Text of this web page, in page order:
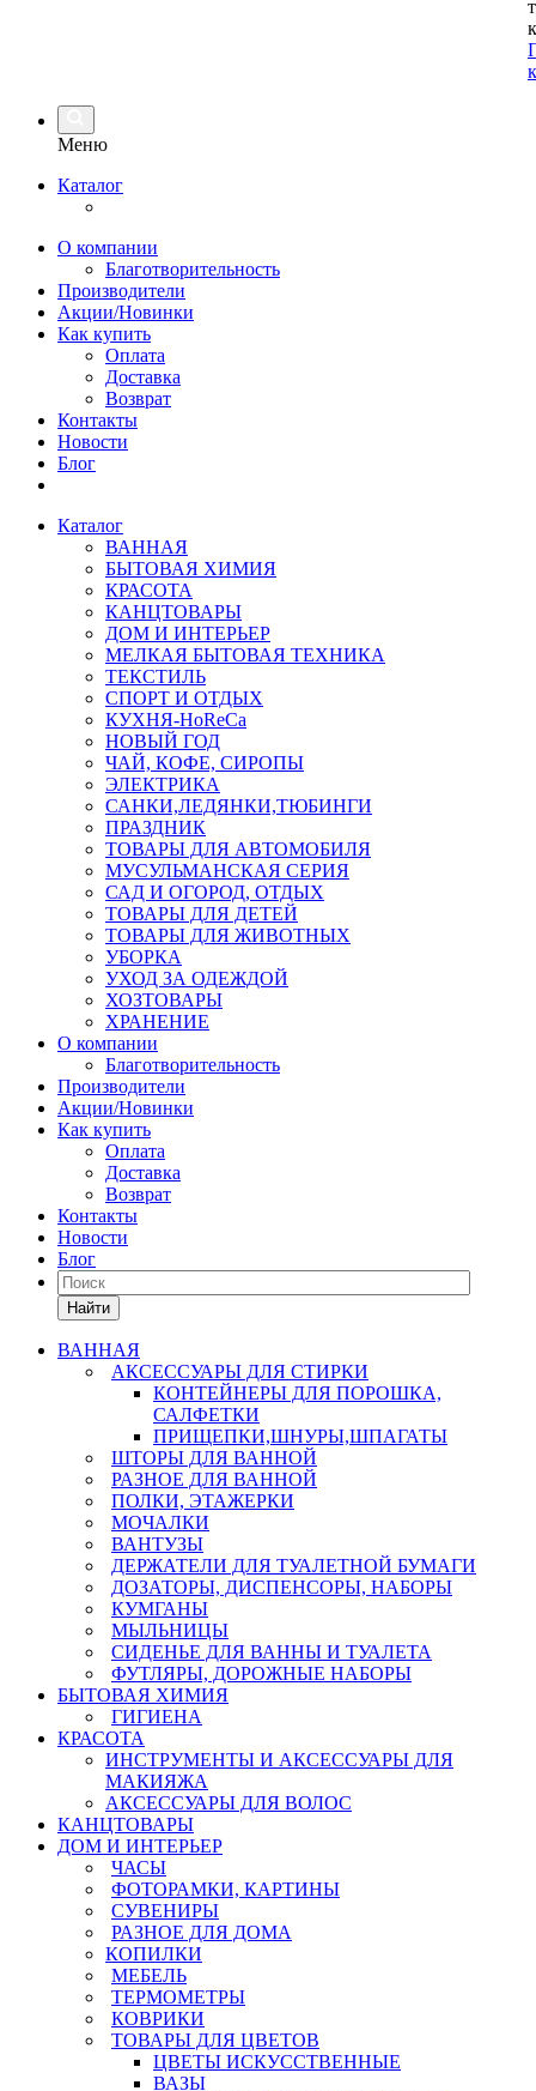
Меню
Каталог
О компании
Благотворительность
Производители
Акции/Новинки
Как купить
Оплата
Доставка
Возврат
Контакты
Новости
Блог
Каталог
ВАННАЯ
БЫТОВАЯ ХИМИЯ
КРАСОТА
КАНЦТОВАРЫ
ДОМ И ИНТЕРЬЕР
МЕЛКАЯ БЫТОВАЯ ТЕХНИКА
ТЕКСТИЛЬ
СПОРТ И ОТДЫХ
КУХНЯ-HoReCa
НОВЫЙ ГОД
ЧАЙ, КОФЕ, СИРОПЫ
ЭЛЕКТРИКА
САНКИ,ЛЕДЯНКИ,ТЮБИНГИ
ПРАЗДНИК
ТОВАРЫ ДЛЯ АВТОМОБИЛЯ
МУСУЛЬМАНСКАЯ СЕРИЯ
САД И ОГОРОД, ОТДЫХ
ТОВАРЫ ДЛЯ ДЕТЕЙ
ТОВАРЫ ДЛЯ ЖИВОТНЫХ
УБОРКА
УХОД ЗА ОДЕЖДОЙ
ХОЗТОВАРЫ
ХРАНЕНИЕ
О компании
Благотворительность
Производители
Акции/Новинки
Как купить
Оплата
Доставка
Возврат
Контакты
Новости
Блог
Найти
ВАННАЯ
АКСЕССУАРЫ ДЛЯ СТИРКИ
КОНТЕЙНЕРЫ ДЛЯ ПОРОШКА,
САЛФЕТКИ
ПРИЩЕПКИ,ШНУРЫ,ШПАГАТЫ
ШТОРЫ ДЛЯ ВАННОЙ
РАЗНОЕ ДЛЯ ВАННОЙ
ПОЛКИ, ЭТАЖЕРКИ
МОЧАЛКИ
ВАНТУЗЫ
ДЕРЖАТЕЛИ ДЛЯ ТУАЛЕТНОЙ БУМАГИ
ДОЗАТОРЫ, ДИСПЕНСОРЫ, НАБОРЫ
КУМГАНЫ
МЫЛЬНИЦЫ
СИДЕНЬЕ ДЛЯ ВАННЫ И ТУАЛЕТА
ФУТЛЯРЫ, ДОРОЖНЫЕ НАБОРЫ
БЫТОВАЯ ХИМИЯ
ГИГИЕНА
КРАСОТА
ИНСТРУМЕНТЫ И АКСЕССУАРЫ ДЛЯ
МАКИЯЖА
АКСЕССУАРЫ ДЛЯ ВОЛОС
КАНЦТОВАРЫ
ДОМ И ИНТЕРЬЕР
ЧАСЫ
ФОТОРАМКИ, КАРТИНЫ
СУВЕНИРЫ
РАЗНОЕ ДЛЯ ДОМА
КОПИЛКИ
МЕБЕЛЬ
ТЕРМОМЕТРЫ
КОВРИКИ
ТОВАРЫ ДЛЯ ЦВЕТОВ
ЦВЕТЫ ИСКУССТВЕННЫЕ
ВАЗЫ